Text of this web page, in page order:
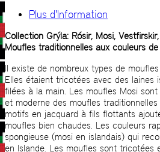
Plus d'Information
Collection Grýla: Rósir, Mosi,
Moufles traditionnelles aux couleurs de
Il existe de nombreux types de
Elles étaient tricotées avec des laines
filées à la main. Les moufles Mosi
et moderne des moufles
motifs en jacquard à fils flottants
moufles bien chaudes. Les couleurs
spongieuse (mosi en islandais) qui
en Islande. Les moufles sont tricotées